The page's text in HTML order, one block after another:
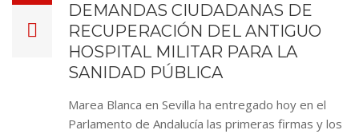
DEMANDAS CIUDADANAS DE
RECUPERACIÓN DEL ANTIGUO
HOSPITAL MILITAR PARA LA
SANIDAD PÚBLICA
Marea Blanca en Sevilla ha entregado hoy en el
Parlamento de Andalucía las primeras firmas y los